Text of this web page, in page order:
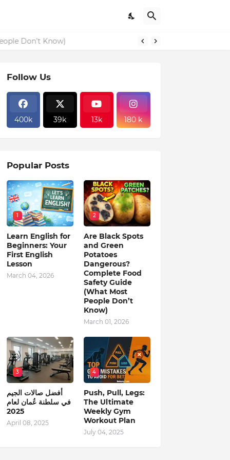
Don’t Know)
Follow Us
400k 39k 13k 180 k
Popular Posts
1
Learn English for
Beginners: Your
First English
Lesson
March 04, 2026
2
Are Black Spots
and Green
Potatoes
Dangerous?
Complete Food
Safety Guide
(What Most
People Don’t
Know)
March 01, 2026
3
أفضل صالات الجيم
في سلطنة عُمان لعام
2025
April 08, 2025
4
Push, Pull, Legs:
The Ultimate
Weekly Gym
Workout Plan
July 04, 2025